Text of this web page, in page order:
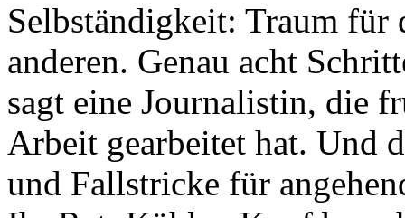
Selbständigkeit: Traum
anderen. Genau acht
sagt eine Journalistin, die
Arbeit gearbeitet hat. Und
und Fallstricke für